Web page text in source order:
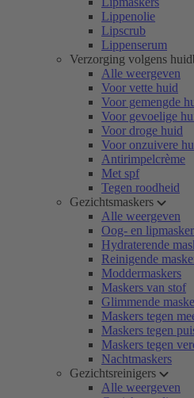
Lippenolie
Lipscrub
Lippenserum
Verzorging volgens
Alle weergeven
Voor vette huid
Voor gemengde
Voor gevoelige
Voor droge huid
Voor onzuivere
Antirimpelcrème
Met spf
Tegen roodheid
Gezichtsmaskers
Alle weergeven
Oog- en
Hydraterende
Reinigende
Moddermaskers
Maskers van stof
Glimmende
Maskers tegen
Maskers tegen
Maskers tegen
Nachtmaskers
Gezichtsreinigers
Alle weergeven